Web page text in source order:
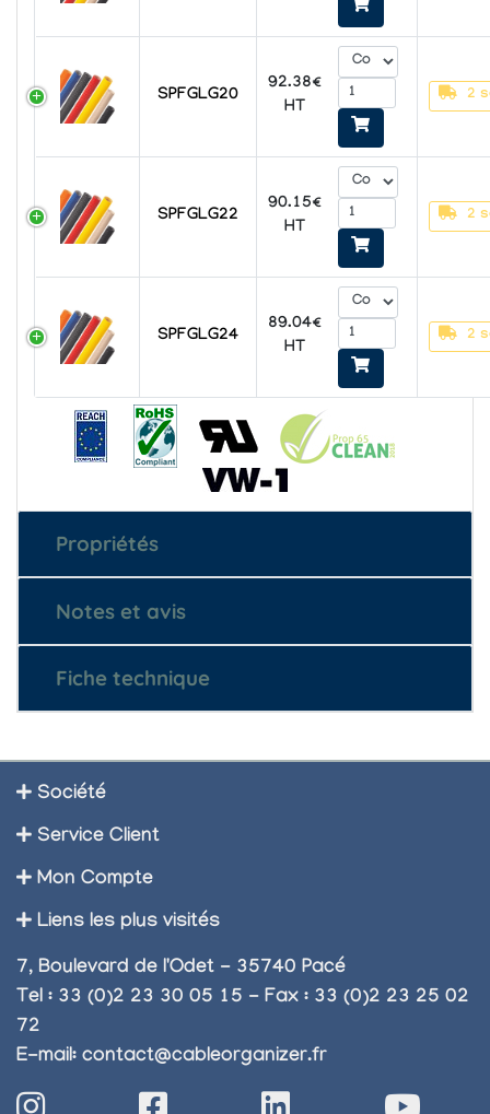
SPFGLG20
92.38€
HT
2
SPFGLG22
90.15€
HT
2
SPFGLG24
89.04€
HT
2
Propriétés
Notes et avis
Fiche technique
Société
Service Client
Mon Compte
Liens les plus visités
7, Boulevard de l'Odet - 35740 Pacé
Tel : 33 (0)2 23 30 05 15 - Fax : 33 (0)2 23 25 02
72
E-mail: contact@cableorganizer.fr